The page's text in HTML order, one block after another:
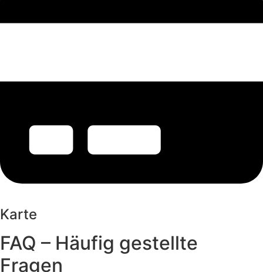
Karte
FAQ – Häufig gestellte
Fragen